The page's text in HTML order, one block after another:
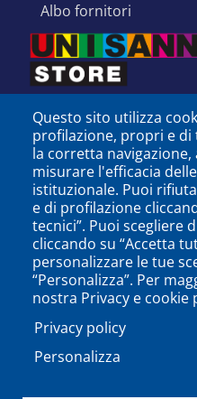
albo fornitori
SEGUICI SU
PODCAST
Questo sito utilizza
profilazione, propri e
la corretta
misurare l'efficacia
istituzionale. Puoi
e di profilazione
tecnici”. Puoi scegliere
cliccando su “Accetta
personalizzare le tue
“Personalizza”. Per
nostra Privacy e cookie
Privacy policy
Personalizza